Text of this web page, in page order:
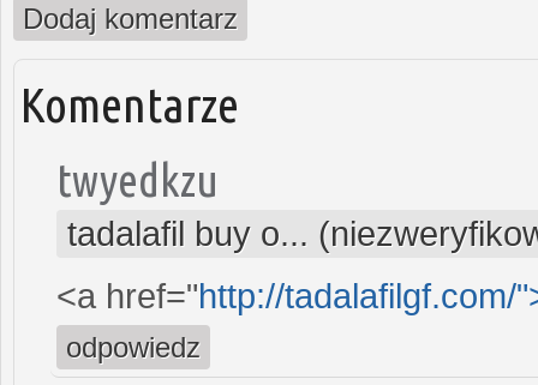
Dodaj komentarz
Komentarze
twyedkzu
tadalafil buy o...
<a href="http://tadalafilgf.com/
odpowiedz